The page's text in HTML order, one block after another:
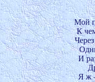
Мой
К
И
Я ж